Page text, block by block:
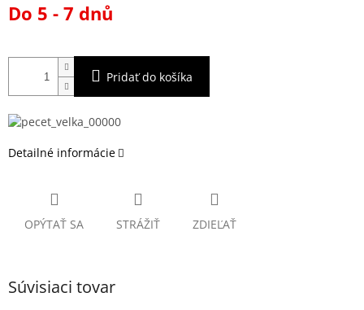
cena:
Do 5 - 7 dnů
Pridať do košíka
Detailné informácie
OPÝTAŤ SA STRÁŽIŤ ZDIEĽAŤ
Súvisiaci tovar